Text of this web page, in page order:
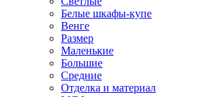
Белые шкафы-купе
Венге
Размер
Маленькие
Большие
Средние
Отделка и материал